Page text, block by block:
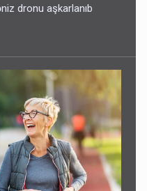
dronu aşkarlanıb